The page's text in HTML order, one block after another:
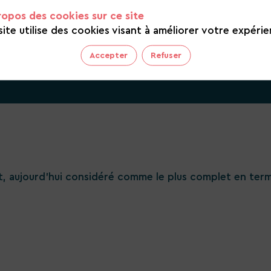
aujourd'hui considéré comme le plus complet en
des cookies sur ce site
utilise des cookies visant à améliorer votre
Accepter Refuser